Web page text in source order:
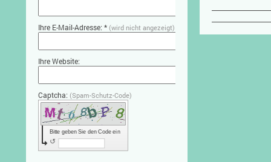
Ihre E-Mail-Adresse: * (wird nicht angezeigt)
Ihre Website:
Captcha: (Spam-Schutz-Code)
Bitte geben Sie den Code ein
↺